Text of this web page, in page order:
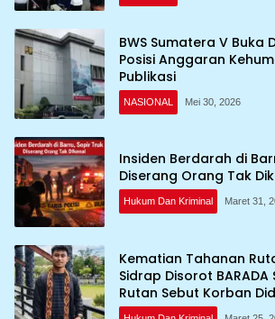
BWS Sumatera V Buka
Posisi Anggaran
Publikasi
NASIONAL Mei 30, 2026
Insiden Berdarah di
Diserang Orang Tak
Hukum Dan Kriminal Maret 31,
Kematian Tahanan
Sidrap Disorot BARADA
Rutan Sebut Korban